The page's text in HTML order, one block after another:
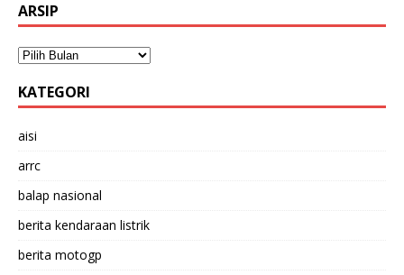
ARSIP
KATEGORI
aisi
arrc
balap nasional
berita kendaraan listrik
berita motogp